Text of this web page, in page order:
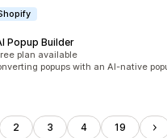
Popup Builder
plan available
popups with an AI-native
2 3 4 19